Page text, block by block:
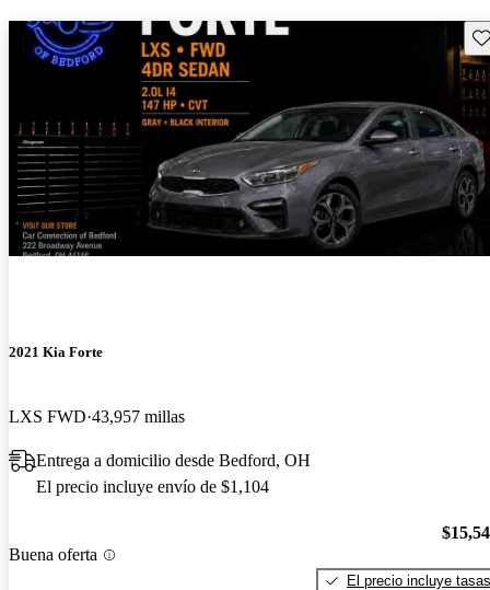
2021 Kia Forte
LXS FWD 43,957 millas
Entrega a domicilio desde Bedford, OH
El precio incluye envío de $1,104
Buena oferta
El precio incluye tasas